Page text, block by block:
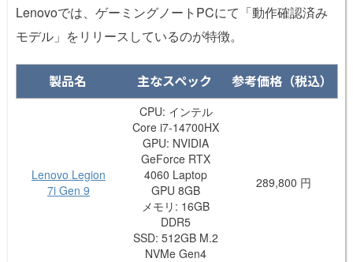
Lenovoでは、ゲーミングノートPCにて「動作確認済み
モデル」をリリースしているのが特徴。
製品名 主なスペック 参考価格（税込）
Lenovo Legion
7i Gen 9
CPU: インテル
Core i7-14700HX
GPU: NVIDIA
GeForce RTX
4060 Laptop
GPU 8GB
メモリ: 16GB
DDR5
SSD: 512GB M.2
NVMe Gen4
289,800 円